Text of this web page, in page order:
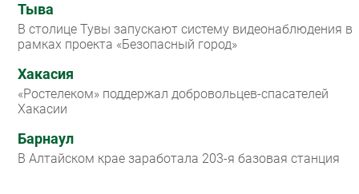
Тыва
В столице Тувы запускают систему видеонаблюдения в
рамках проекта «Безопасный город»
Хакасия
«Ростелеком» поддержал добровольцев-спасателей
Хакасии
Барнаул
В Алтайском крае заработала 203-я базовая станция